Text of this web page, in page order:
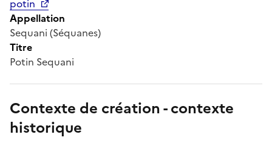
potin
Appellation
Sequani (Séquanes)
Titre
Potin Sequani
Contexte de création - contexte
historique